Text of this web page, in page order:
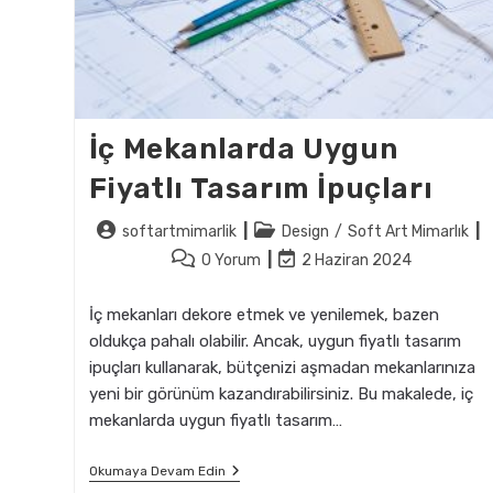
İç Mekanlarda Uygun
Fiyatlı Tasarım İpuçları
Postsoftartmimarlik
Post
category:
Design / Soft Art Mimarlık
Post0 Yorum
Post
modified:
2 Haziran 2024
İç mekanları dekore etmek ve yenilemek, bazen
oldukça pahalı olabilir. Ancak, uygun fiyatlı tasarım
ipuçları kullanarak, bütçenizi aşmadan mekanlarınıza
yeni bir görünüm kazandırabilirsiniz. Bu makalede, iç
mekanlarda uygun fiyatlı tasarım…
Okumaya Devam Edinİç
Mekanlarda